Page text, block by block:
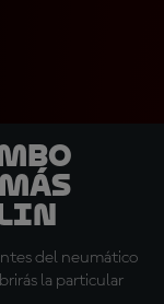
del neumático
la particular